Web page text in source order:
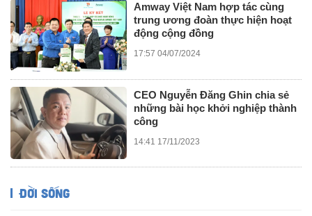
Amway Việt Nam hợp tác cùng
trung ương đoàn thực hiện hoạt
động cộng đồng
17:57 04/07/2024
CEO Nguyễn Đăng Ghin chia sẻ
những bài học khởi nghiệp thành
công
14:41 17/11/2023
ĐỜI SỐNG